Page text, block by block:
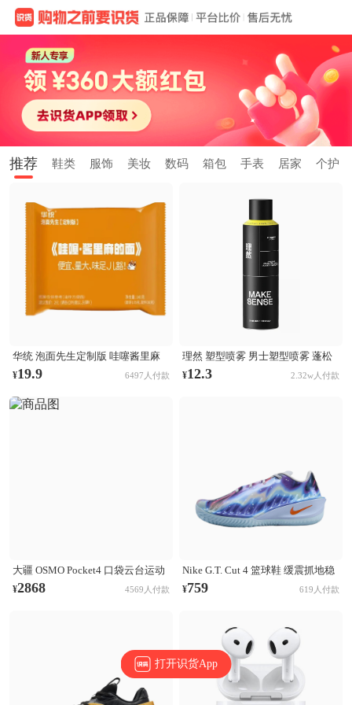
推荐 鞋类 服饰 美妆 数码 箱包 手表 居家 个护
华统 泡面先生定制版 哇噻酱里麻
的面 袋装
¥19.9 6497人付款
理然 塑型喷雾 男士塑型喷雾 蓬松
清爽自然持久立挺造型 木质香
¥12.3 2.32w人付款
大疆 OSMO Pocket4 口袋云台运动
相机 Activetrack 7.0智能跟随 14档
¥2868 4569人付款
Nike G.T. Cut 4 篮球鞋 缓震抓地稳
定抗扭支撑回弹 CHBL/黑色/醒目
¥759 619人付款
打开识货App